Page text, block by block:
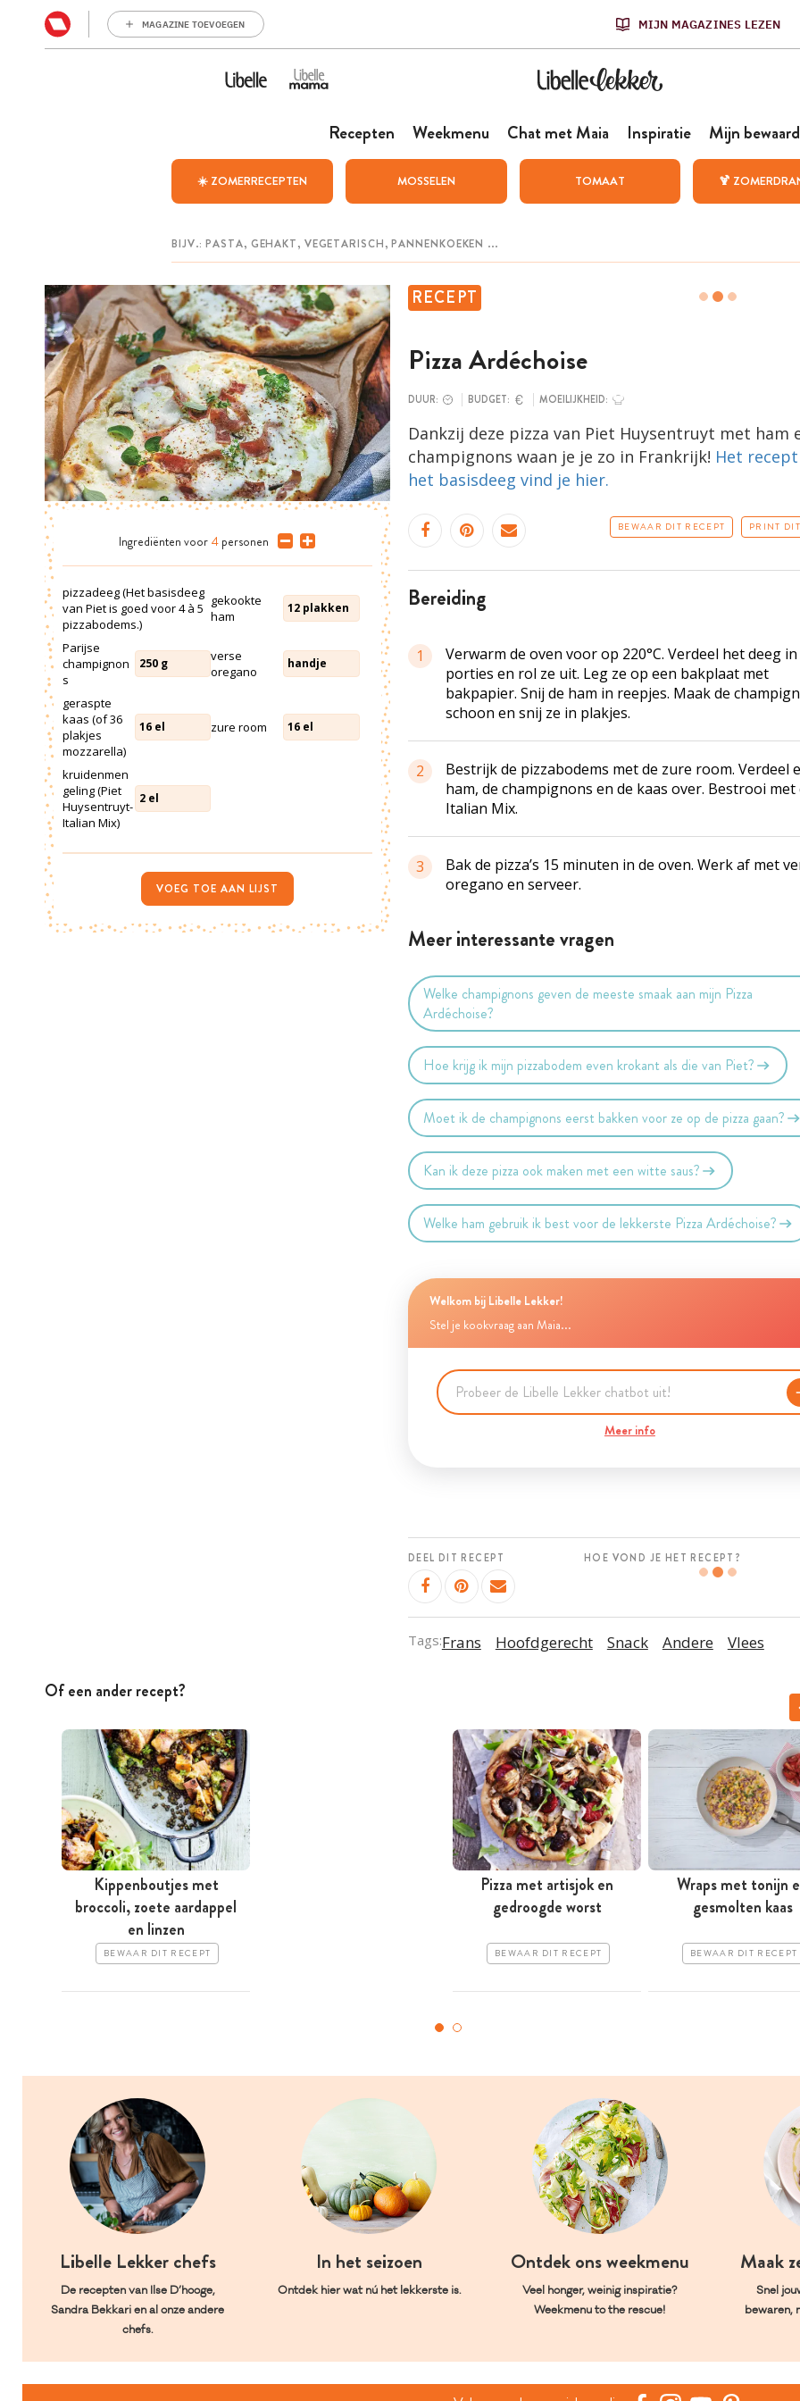
MAGAZINE TOEVOEGEN MIJN MAGAZINES LEZEN
Recepten Weekmenu Chat met Maia Inspiratie Mijn
☀️ ZOMERRECEPTEN MOSSELEN TOMAAT 🍹
RECEPT
Pizza Ardéchoise
DUUR: BUDGET: MOEILIJKHEID:
Dankzij deze pizza van Piet Huysentruyt met ham
champignons waan je je zo in Frankrijk! Het
het basisdeeg vind je hier.
BEWAAR DIT RECEPT PRINT
bereiding
1
Verwarm de oven voor op 220°C. Verdeel het deeg in
porties en rol ze uit. Leg ze op een bakplaat met
bakpapier. Snij de ham in reepjes. Maak de
schoon en snij ze in plakjes.
2
Bestrijk de pizzabodems met de zure room. Verdeel
ham, de champignons en de kaas over. Bestrooi met
Italian Mix.
3
Bak de pizza’s 15 minuten in de oven. Werk af met
oregano en serveer.
Meer interessante vragen
Welke champignons geven de meeste smaak aan mijn Pizza
Ardéchoise?
Hoe krijg ik mijn pizzabodem even krokant als die van Piet?
Moet ik de champignons eerst bakken voor ze op de pizza gaan?
Kan ik deze pizza ook maken met een witte saus?
Welke ham gebruik ik best voor de lekkerste Pizza Ardéchoise?
Welkom bij Libelle Lekker!
Stel je kookvraag aan Maia...
Meer info
DEEL DIT RECEPT HOE VOND JE HET RECEPT?
Tags:Frans Hoofdgerecht Snack Andere Vlees
Ingrediënten voor 4 personen
pizzadeeg (Het basisdeeg
van Piet is goed voor 4 à 5
pizzabodems.)
gekookte
ham
12 plakken
Parijse
champignon
s
250 g
verse
oregano
handje
geraspte
kaas (of 36
plakjes
mozzarella)
16 el zure room 16 el
kruidenmen
geling (Piet
Huysentruyt-
Italian Mix)
2 el
VOEG TOE AAN LIJST
Of een ander recept?
Kippenboutjes met
broccoli, zoete aardappel
en linzen
BEWAAR DIT RECEPT
Pizza met artisjok en
gedroogde worst
BEWAAR DIT RECEPT
Wraps met tonijn
gesmolten kaas
BEWAAR DIT RECEPT
Libelle Lekker chefs
De recepten van Ilse D’hooge,
Sandra Bekkari en al onze andere
chefs.
In het seizoen
Ontdek hier wat nú het lekkerste is.
Ontdek ons weekmenu
Veel honger, weinig inspiratie?
Weekmenu to the rescue!
Maak
Snel
bewaren,